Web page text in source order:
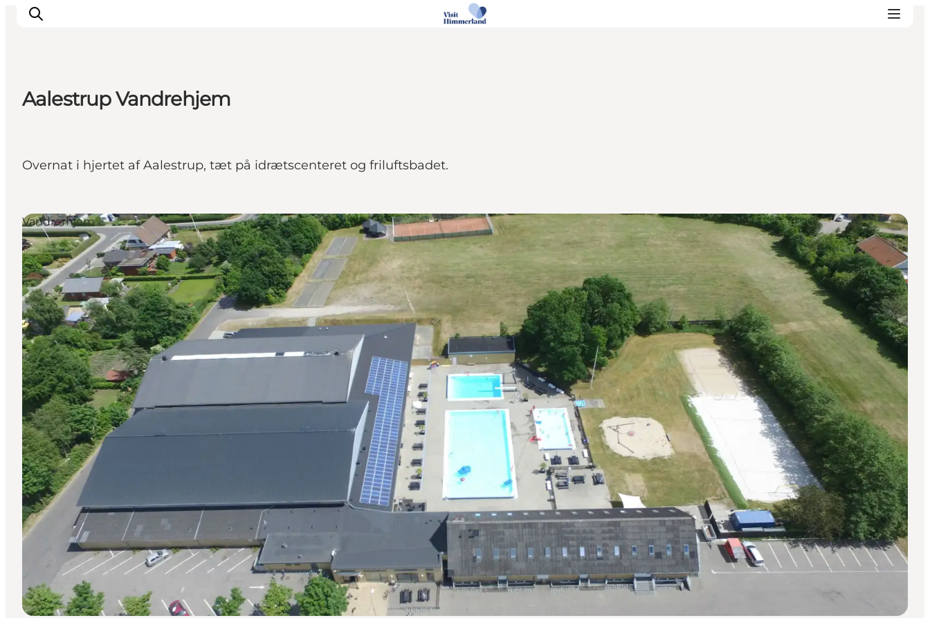
Himmerlandsbyer
DET SKER
Book Oplevelser
Praktisk info
Aalestrup Vandrehjem
Overnat i hjertet af Aalestrup, tæt på idrætscenteret og friluftsbadet.
Vandrerhjem